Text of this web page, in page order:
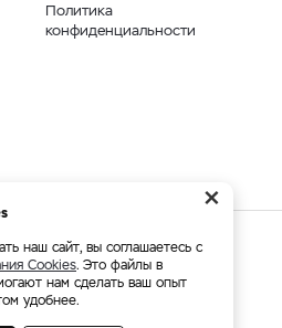
Политика
конфиденциальности
в масле".
×
наш сайт, вы соглашаетесь с
Cookies. Это файлы в
нам сделать ваш опыт
удобнее.